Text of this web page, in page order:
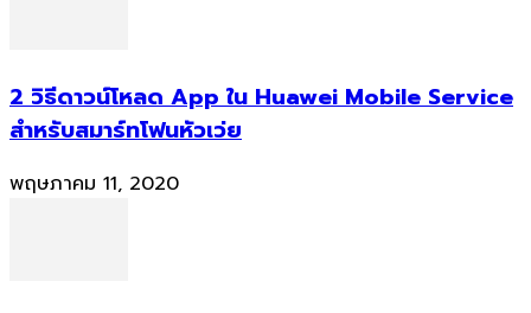
2 วิธีดาวน์โหลด App ใน Huawei Mobile Service
สำหรับสมาร์ทโฟนหัวเว่ย
พฤษภาคม 11, 2020